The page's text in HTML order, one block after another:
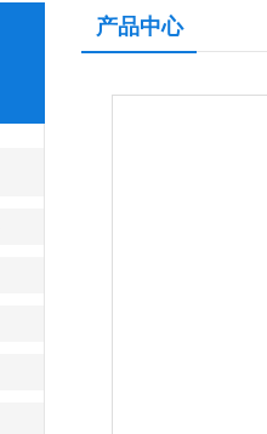
产品中心